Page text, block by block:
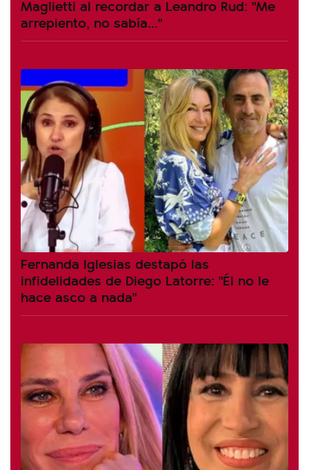
Maglietti al recordar a Leandro Rud: "Me
arrepiento, no sabía..."
Fernanda Iglesias destapó las
infidelidades de Diego Latorre: "Él no le
hace asco a nada"